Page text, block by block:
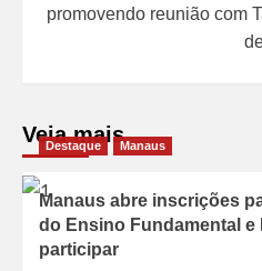
promovendo reunião com
Veja mais
Destaque Manaus
Manaus abre inscrições
do Ensino Fundamental e
participar